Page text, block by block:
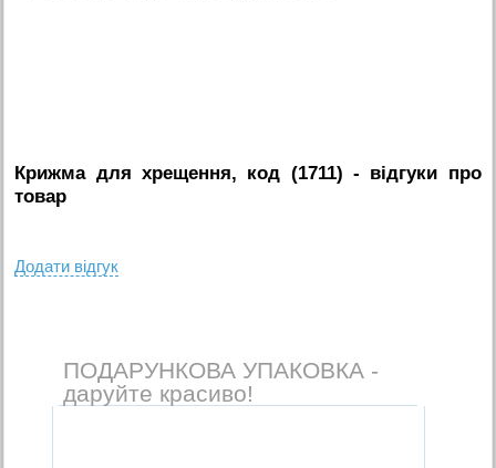
Крижма для хрещення, код (1711) - вiдгуки про
товар
Додати вiдгук
ПОДАРУНКОВА УПАКОВКА -
даруйте красиво!